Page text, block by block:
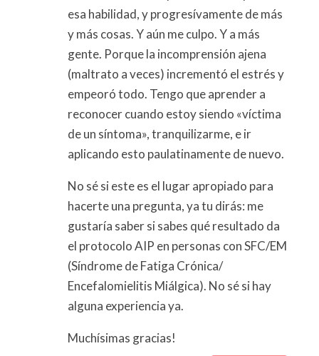
esa habilidad, y progresívamente de más
y más cosas. Y aún me culpo. Y a más
gente. Porque la incomprensión ajena
(maltrato a veces) incrementó el estrés y
empeoró todo. Tengo que aprender a
reconocer cuando estoy siendo «víctima
de un síntoma», tranquilizarme, e ir
aplicando esto paulatinamente de nuevo.
No sé si este es el lugar apropiado para
hacerte una pregunta, ya tu dirás: me
gustaría saber si sabes qué resultado da
el protocolo AIP en personas con SFC/EM
(Síndrome de Fatiga Crónica/
Encefalomielitis Miálgica). No sé si hay
alguna experiencia ya.
Muchísimas gracias!